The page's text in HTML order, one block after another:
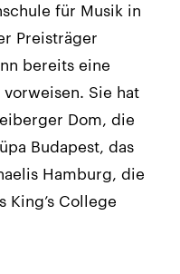
für Musik in
Preisträger
bereits eine
Sie hat
Dom, die
Budapest, das
Hamburg, die
King’s College